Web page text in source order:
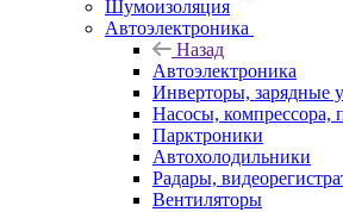
Шумоизоляция
Автоэлектроника
Назад
Автоэлектроника
Инверторы, зарядные
Насосы, компрессора,
Парктроники
Автохолодильники
Радары,
Вентиляторы